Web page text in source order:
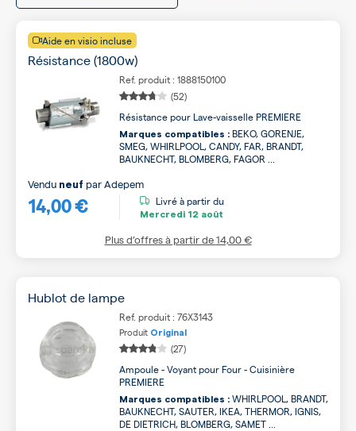
Aide en visio incluse
Résistance (1800w)
Ref. produit : 1888150100
(52)
Résistance pour Lave-vaisselle PREMIERE
Marques compatibles : BEKO, GORENJE,
SMEG, WHIRLPOOL, CANDY, FAR, BRANDT,
BAUKNECHT, BLOMBERG, FAGOR ...
14,00 €
Vendu neuf parAdepem
Livré à partir du
Mercredi 12 août
Plus d’offres à partir de14,00 €
Hublot de lampe
Ref. produit : 76X3143
Produit Original
(27)
Ampoule - Voyant pour Four - Cuisinière
PREMIERE
Marques compatibles : WHIRLPOOL, BRANDT,
BAUKNECHT, SAUTER, IKEA, THERMOR, IGNIS,
DE DIETRICH, BLOMBERG, SAMET ...